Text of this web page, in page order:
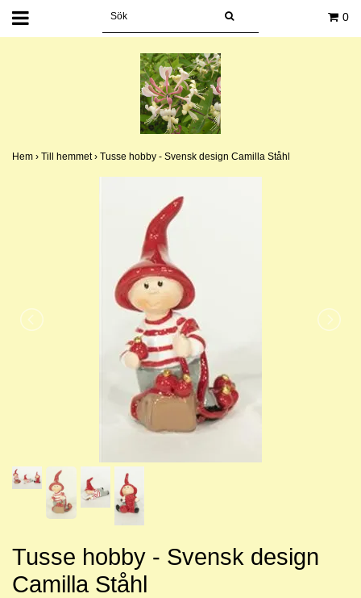
0
Hem › Till hemmet› Tusse hobby - Svensk design Camilla Ståhl
Tusse hobby - Svensk design
Camilla Ståhl